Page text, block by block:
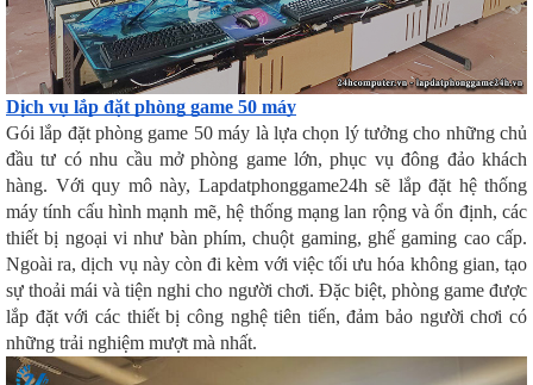
Dịch vụ lắp đặt phòng game 50 máy
Gói lắp đặt phòng game 50 máy là lựa chọn lý tưởng cho những chủ
đầu tư có nhu cầu mở phòng game lớn, phục vụ đông đảo khách
hàng. Với quy mô này, Lapdatphonggame24h sẽ lắp đặt hệ thống
máy tính cấu hình mạnh mẽ, hệ thống mạng lan rộng và ổn định, các
thiết bị ngoại vi như bàn phím, chuột gaming, ghế gaming cao cấp.
Ngoài ra, dịch vụ này còn đi kèm với việc tối ưu hóa không gian, tạo
sự thoải mái và tiện nghi cho người chơi. Đặc biệt, phòng game được
lắp đặt với các thiết bị công nghệ tiên tiến, đảm bảo người chơi có
những trải nghiệm mượt mà nhất.